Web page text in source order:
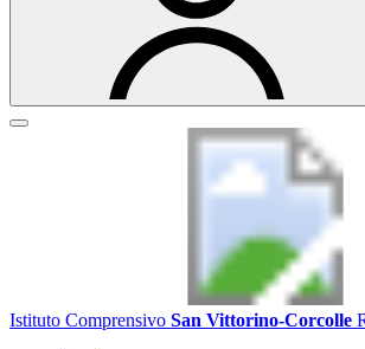
Istituto Comprensivo San Vittorino-Corcolle